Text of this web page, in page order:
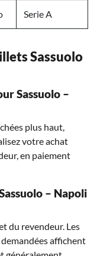
Serie A
Sassuolo
Sassuolo –
plus haut,
votre achat
en paiement
– Napoli
du revendeur. Les
affichent